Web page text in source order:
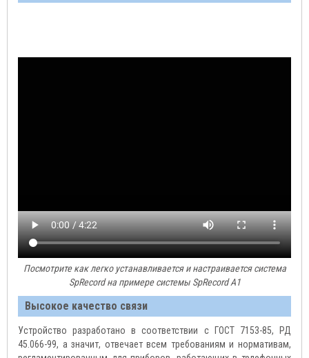
Посмотрите как легко устанавливается и настраивается система
SpRecord на примере системы SpRecord A1
Высокое качество связи
Устройство разработано в соответствии с ГОСТ 7153-85, РД
45.066-99, а значит, отвечает всем требованиям и нормативам,